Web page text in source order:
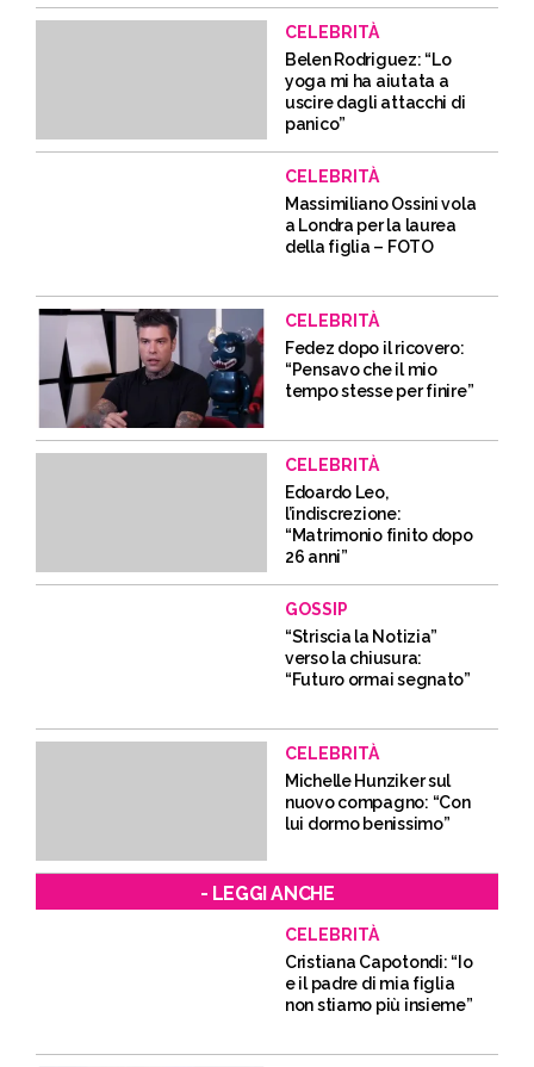
CELEBRITÀ
Belen Rodriguez: “Lo
yoga mi ha aiutata a
uscire dagli attacchi di
panico”
CELEBRITÀ
Massimiliano Ossini vola
a Londra per la laurea
della figlia – FOTO
CELEBRITÀ
Fedez dopo il ricovero:
“Pensavo che il mio
tempo stesse per finire”
CELEBRITÀ
Edoardo Leo,
l’indiscrezione:
“Matrimonio finito dopo
26 anni”
GOSSIP
“Striscia la Notizia”
verso la chiusura:
“Futuro ormai segnato”
CELEBRITÀ
Michelle Hunziker sul
nuovo compagno: “Con
lui dormo benissimo”
- LEGGI ANCHE
CELEBRITÀ
Cristiana Capotondi: “Io
e il padre di mia figlia
non stiamo più insieme”